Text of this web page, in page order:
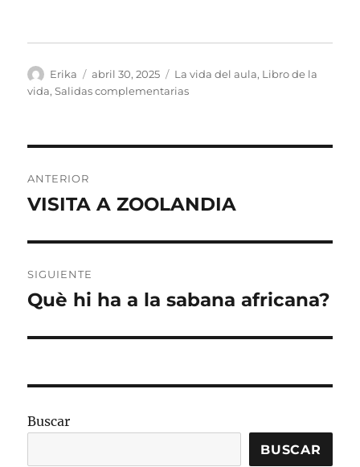
Autor
Erika
Publicado
el
abril 30, 2025 Categorías
La vida del aula, Libro de la
vida,Salidas complementarias
de
ANTERIOR
Entrada
VISITA A ZOOLANDIA
SIGUIENTE
Entrada
Què hi ha a la sabana africana?
Buscar
BUSCAR